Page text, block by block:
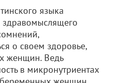
языка
здравомыслящего
о своем здоровье,
женщин. Ведь
в микронутриентах